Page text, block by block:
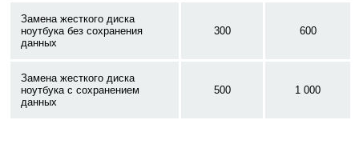
Замена жесткого диска
ноутбука без сохранения
данных
300 600
Замена жесткого диска
ноутбука с сохранением
данных
500 1 000